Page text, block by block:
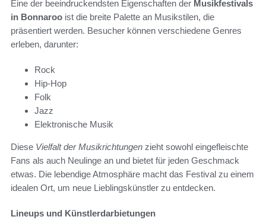
Eine der beeindruckendsten Eigenschaften der Musikfestivals
in Bonnaroo ist die breite Palette an Musikstilen, die
präsentiert werden. Besucher können verschiedene Genres
erleben, darunter:
Rock
Hip-Hop
Folk
Jazz
Elektronische Musik
Diese Vielfalt der Musikrichtungen zieht sowohl eingefleischte
Fans als auch Neulinge an und bietet für jeden Geschmack
etwas. Die lebendige Atmosphäre macht das Festival zu einem
idealen Ort, um neue Lieblingskünstler zu entdecken.
Lineups und Künstlerdarbietungen